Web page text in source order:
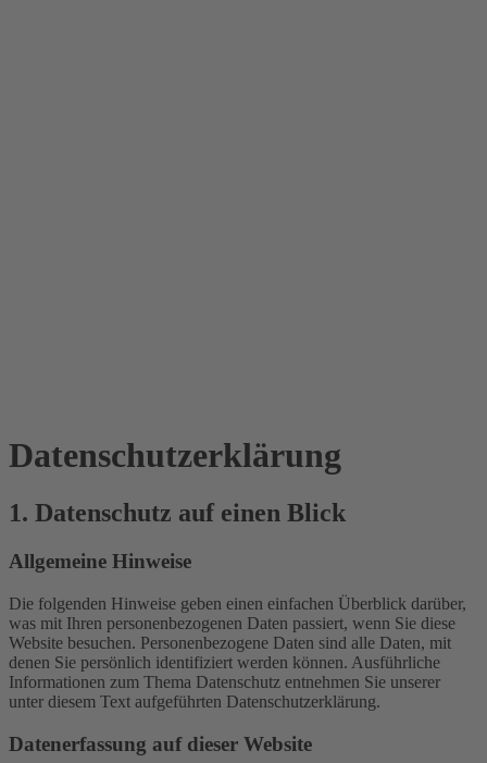
Datenschutz­erklärung
1. Datenschutz auf einen Blick
Allgemeine Hinweise
Die folgenden Hinweise geben einen einfachen Überblick darüber,
was mit Ihren personenbezogenen Daten passiert, wenn Sie diese
Website besuchen. Personenbezogene Daten sind alle Daten, mit
denen Sie persönlich identifiziert werden können. Ausführliche
Informationen zum Thema Datenschutz entnehmen Sie unserer
unter diesem Text aufgeführten Datenschutzerklärung.
Datenerfassung auf dieser Website